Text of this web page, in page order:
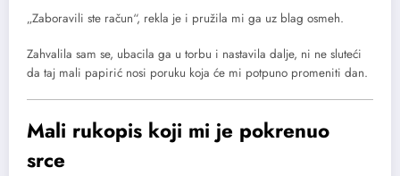
„Zaboravili ste račun“, rekla je i pružila mi ga uz blag osmeh.
Zahvalila sam se, ubacila ga u torbu i nastavila dalje, ni ne sluteći
da taj mali papirić nosi poruku koja će mi potpuno promeniti dan.
Mali rukopis koji mi je pokrenuo
srce